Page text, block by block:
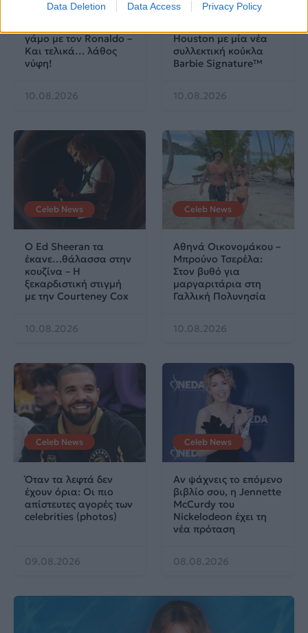
Data Deletion Data Access Privacy Policy
2.000 fans περίμεναν
γάμο με τον Ronaldo –
Και τελικά… λάθος
νύφη!
10.08.2026
Η Barbie® τιμά τη
Houston με μία νέα
συλλεκτική κούκλα
Barbie Signature™
10.08.2026
Celeb News
Ο Ed Sheeran τα
έκανε…θάλασσα στην
κουζίνα – Η
ξεκαρδιστική στιγμή
με την Courteney Cox
10.08.2026
Celeb News
Αθηνά Οικονομάκου –
Μπρούνο Τσερέλα:
Στον βυθό για
μαργαριτάρια στη
Γαλλική Πολυνησία
10.08.2026
Celeb News
Όταν τα λεφτά δεν
έχουν όρια: Οι πιο
απίστευτες αγορές των
celebrities (photos)
09.08.2026
Celeb News
Αν ψάχνεις το επόμενο
βιβλίο σου, η Jennette
McCurdy του
Nickelodeon έχει τη
νέα πρόταση
08.08.2026